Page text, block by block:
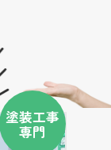
塗装工事
専門